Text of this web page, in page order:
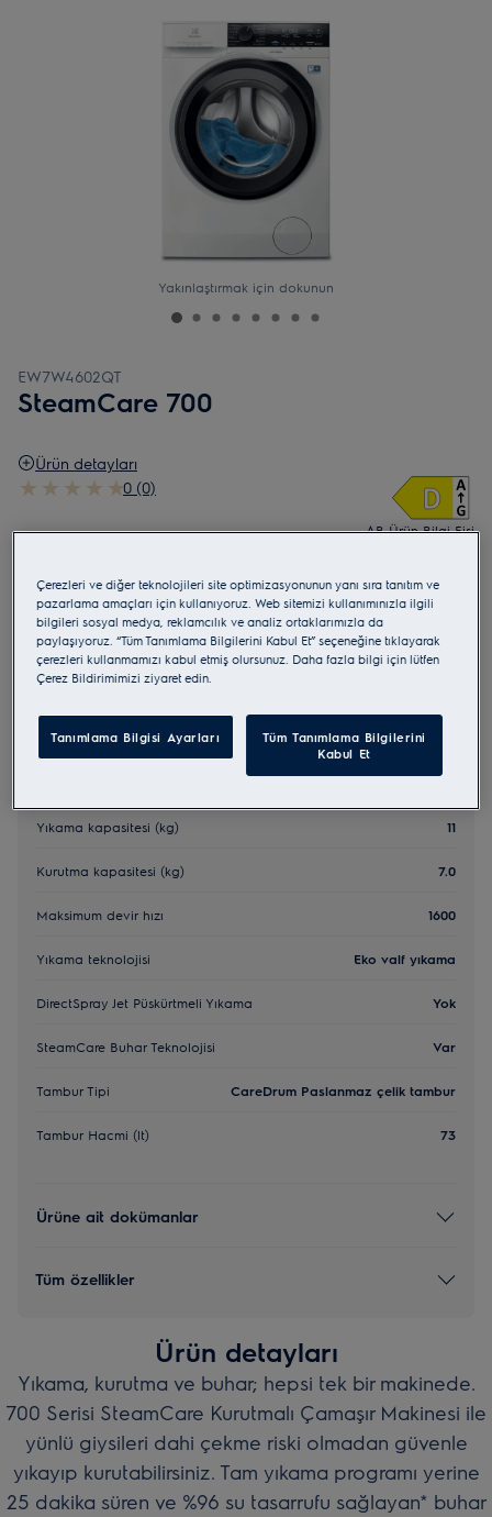
Yakınlaştırmak için dokunun
EW7W4602QT
SteamCare 700
Ürün detayları
0 (0)
AB Ürün Bilgi Fişi
listelenmiştir. Ürünün güvenli kullanımı için kullanım
kılavuzunun tamamını okuyun.
Mağaza bulucu
Yıkama kapasitesi (kg) 11
Kurutma kapasitesi (kg) 7.0
Maksimum devir hızı 1600
Yıkama teknolojisi Eko valf yıkama
DirectSpray Jet Püskürtmeli Yıkama Yok
SteamCare Buhar Teknolojisi Var
Tambur Tipi CareDrum Paslanmaz çelik tambur
Tambur Hacmi (lt) 73
Ürüne ait dokümanlar
Tüm özellikler
Ürün detayları
Yıkama, kurutma ve buhar; hepsi tek bir makinede.
700 Serisi SteamCare Kurutmalı Çamaşır Makinesi ile
yünlü giysileri dahi çekme riski olmadan güvenle
yıkayıp kurutabilirsiniz. Tam yıkama programı yerine
25 dakika süren ve %96 su tasarrufu sağlayan* buhar
Çerezleri ve diğer teknolojileri site optimizasyonunun yanı sıra tanıtım ve
pazarlama amaçları için kullanıyoruz. Web sitemizi kullanımınızla ilgili
bilgileri sosyal medya, reklamcılık ve analiz ortaklarımızla da
paylaşıyoruz. “Tüm Tanımlama Bilgilerini Kabul Et” seçeneğine tıklayarak
çerezleri kullanmamızı kabul etmiş olursunuz. Daha fazla bilgi için lütfen
Çerez Bildirimimizi ziyaret edin.
Tanımlama Bilgisi Ayarları
Tüm Tanımlama Bilgilerini
Kabul Et